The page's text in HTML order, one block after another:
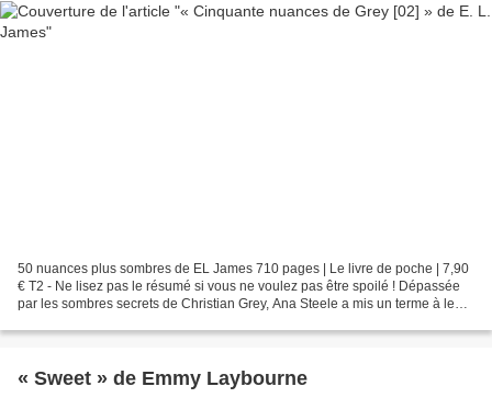
50 nuances plus sombres de EL James 710 pages | Le livre de poche | 7,90
€ T2 - Ne lisez pas le résumé si vous ne voulez pas être spoilé ! Dépassée
par les sombres secrets de Christian Grey, Ana Steele a mis un terme à leur
« Sweet » de Emmy Laybourne